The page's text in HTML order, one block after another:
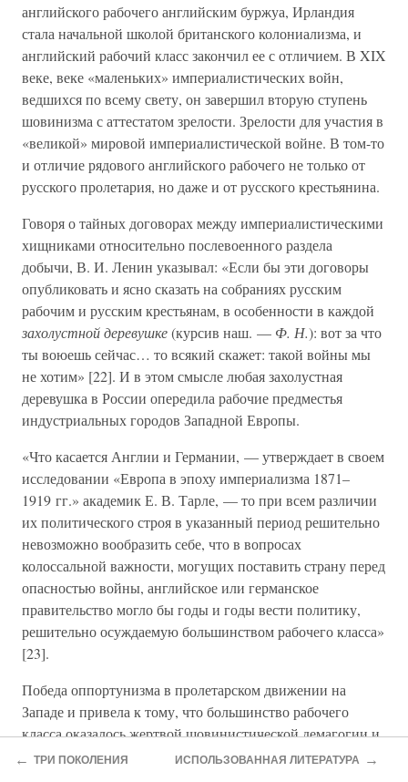
английского рабочего английским буржуа, Ирландия
стала начальной школой британского колониализма, и
английский рабочий класс закончил ее с отличием. В XIX
веке, веке «маленьких» империалистических войн,
ведшихся по всему свету, он завершил вторую ступень
шовинизма с аттестатом зрелости. Зрелости для участия в
«великой» мировой империалистической войне. В том-то
и отличие рядового английского рабочего не только от
русского пролетария, но даже и от русского крестьянина.
Говоря о тайных договорах между империалистическими
хищниками относительно послевоенного раздела
добычи, В. И. Ленин указывал: «Если бы эти договоры
опубликовать и ясно сказать на собраниях русским
рабочим и русским крестьянам, в особенности в каждой
захолустной деревушке(курсив наш. — Ф. Н.): вот за что
ты воюешь сейчас… то всякий скажет: такой войны мы
не хотим» [22]. И в этом смысле любая захолустная
деревушка в России опередила рабочие предместья
индустриальных городов Западной Европы.
«Что касается Англии и Германии, — утверждает в своем
исследовании «Европа в эпоху империализма 1871–
1919 гг.» академик Е. В. Тарле, — то при всем различии
их политического строя в указанный период решительно
невозможно вообразить себе, что в вопросах
колоссальной важности, могущих поставить страну перед
опасностью войны, английское или германское
правительство могло бы годы и годы вести политику,
решительно осуждаемую большинством рабочего класса»
[23].
Победа оппортунизма в пролетарском движении на
Западе и привела к тому, что большинство рабочего
класса оказалось жертвой шовинистической демагогии и
поддержало политику «своих» правительств. Затем, уже
← ТРИ ПОКОЛЕНИЯ ИСПОЛЬЗОВАННАЯ ЛИТЕРАТУРА →